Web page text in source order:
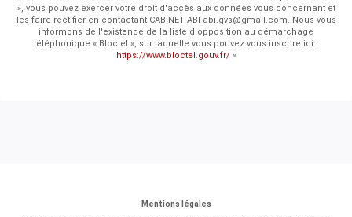
», vous pouvez exercer votre droit d'accès aux données vous concernant et
les faire rectifier en contactant CABINET ABI abi.gvs@gmail.com. Nous vous
informons de l'existence de la liste d'opposition au démarchage
téléphonique « Bloctel », sur laquelle vous pouvez vous inscrire ici :
https://www.bloctel.gouv.fr/ »
Mentions légales